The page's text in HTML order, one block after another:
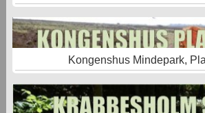
Kongenshus Mindepark,